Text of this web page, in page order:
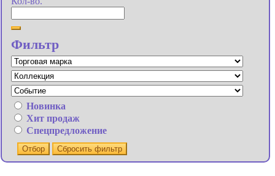
Фильтр
Новинка
Хит продаж
Спецпредложение
Отбор Сбросить фильтр